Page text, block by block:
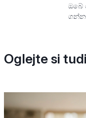
ඔබේ
Oglejte si tudi